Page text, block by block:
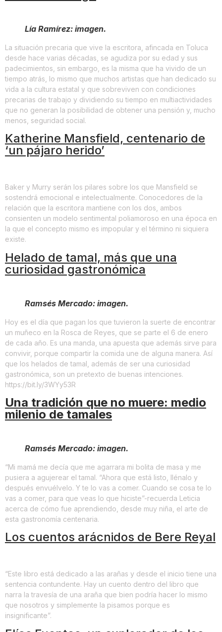
Lía Ramírez: imagen.
La situación precaria que vive la escritora, afincada en Toluca
desde hace varias décadas, se agudiza por su edad y sus
padecimientos, sin embargo, es la misma que ha vivido de un
tiempo atrás, lo mismo que muchos artistas que han dedicado su
vida a la cultura estatal y que sobreviven con condiciones
precarias de trabajo y dividiendo su tiempo en multiactividades
que no generan la posibilidad de obtener una pensión y, mucho
menos, seguridad social.
Katherine Mansfield, centenario de
‘un pájaro herido’
Baker y Murry serán los pilares sobre los que Mansfield se
sostendrá emocional e intelectualmente. Conocedores de la
relación que la escritora mantiene con los dos, ambos
consienten un modelo sentimental poliamoroso en una época en
la que el concepto mismo es impopular y el término ni siquiera
existe.
Helado de tamal, más que una
curiosidad gastronómica
Ramsés Mercado: imagen.
Hoy es el día que pagan los que tuvieron la suerte de encontrar
un muñeco en la Rosca de Reyes, que se parte el 6 de enero
de cada año. Es una manda, una apuesta que además sirve para
convivir, porque compartir la comida une de alguna manera. Así
que los helados de tamal, además de ser una curiosidad
gastronómica, son un pretexto de buenas intenciones.
https://bit.ly/3WYy53R
Una tradición que no muere: medio
milenio de tamales
Ramsés Mercado: imagen.
“Mi mamá me decía que me agarrara mi bolita de masa y me
pusiera a agujerear el tamal. “Ahora que está listo, llénalo y
después envuélvelo. Y te lo vas a comer. Cuando se cosa te lo
vas a comer, para que veas lo que hiciste”-recuerda Leticia
acerca de cómo fue aprendiendo, desde muy niña, el arte de
esta gastronomía centenaria.
Los cuentos arácnidos de Bere Reyal
“Este libro está dedicado a las arañas y desde el inicio tiene una
sentencia contundente. Hay un cuento dentro del libro que
narra la travesía de una araña que bien podría hacer lo mismo
que nosotros y simplemente la pisamos porque es
insignificante”.